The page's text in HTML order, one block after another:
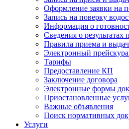
Оформление заявки на
Запись на поверку
Информация о
Сведения о
Правила приема и
Электронный
Тарифы
Предоставление КП
Заключение договора
Электронные формы
Приостановленные
Важные объявления
Поиск нормативных
Услуги